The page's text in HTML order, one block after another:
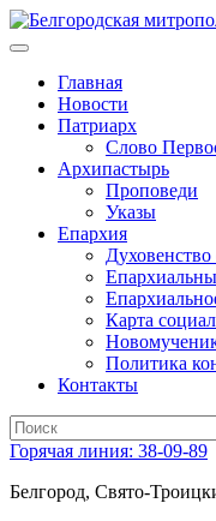
Главная
Новости
Патриарх
Слово
Архипастырь
Проповеди
Указы
Епархия
Карта
Политика
Контакты
Горячая линия: 38-09-89
Белгород, Свято-